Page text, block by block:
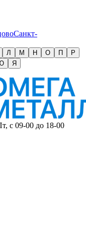
Санкт-
Л М Н О П
Р
Я
с 09-00 до 18-00